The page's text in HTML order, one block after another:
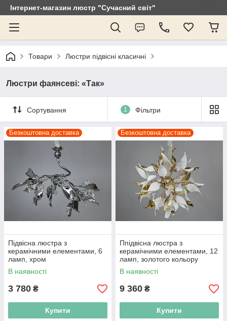
Інтернет-магазин люстр "Сучасний світ"
Товари Люстри підвісні класичні
Люстри фаянсеві: «Так»
Сортування 1 Фільтри
Безкоштовна доставка
Підвісна люстра з
керамічними елементами, 6
ламп, хром
В наявності
3 780 ₴
Купити
Безкоштовна доставка
Ппідвісна люстра з
керамічними елементами, 12
ламп, золотого кольору
В наявності
9 360 ₴
Купити